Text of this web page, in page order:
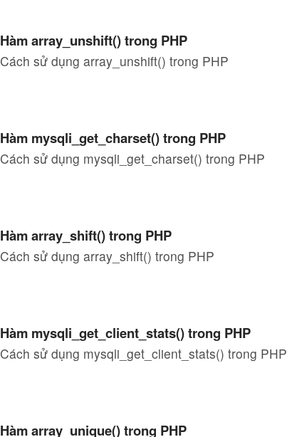
Hàm array_unshift() trong PHP
Cách sử dụng array_unshift() trong PHP
Hàm mysqli_get_charset() trong PHP
Cách sử dụng mysqli_get_charset() trong PHP
Hàm array_shift() trong PHP
Cách sử dụng array_shift() trong PHP
Hàm mysqli_get_client_stats() trong PHP
Cách sử dụng mysqli_get_client_stats() trong PHP
Hàm array_unique() trong PHP